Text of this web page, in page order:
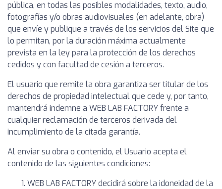
pública, en todas las posibles modalidades, texto, audio,
fotografías y/o obras audiovisuales (en adelante, obra)
que envíe y publique a través de los servicios del Site que
lo permitan, por la duración máxima actualmente
prevista en la ley para la protección de los derechos
cedidos y con facultad de cesión a terceros.
El usuario que remite la obra garantiza ser titular de los
derechos de propiedad intelectual que cede y, por tanto,
mantendrá indemne a WEB LAB FACTORY frente a
cualquier reclamación de terceros derivada del
incumplimiento de la citada garantía.
Al enviar su obra o contenido, el Usuario acepta el
contenido de las siguientes condiciones:
WEB LAB FACTORY decidirá sobre la idoneidad de la